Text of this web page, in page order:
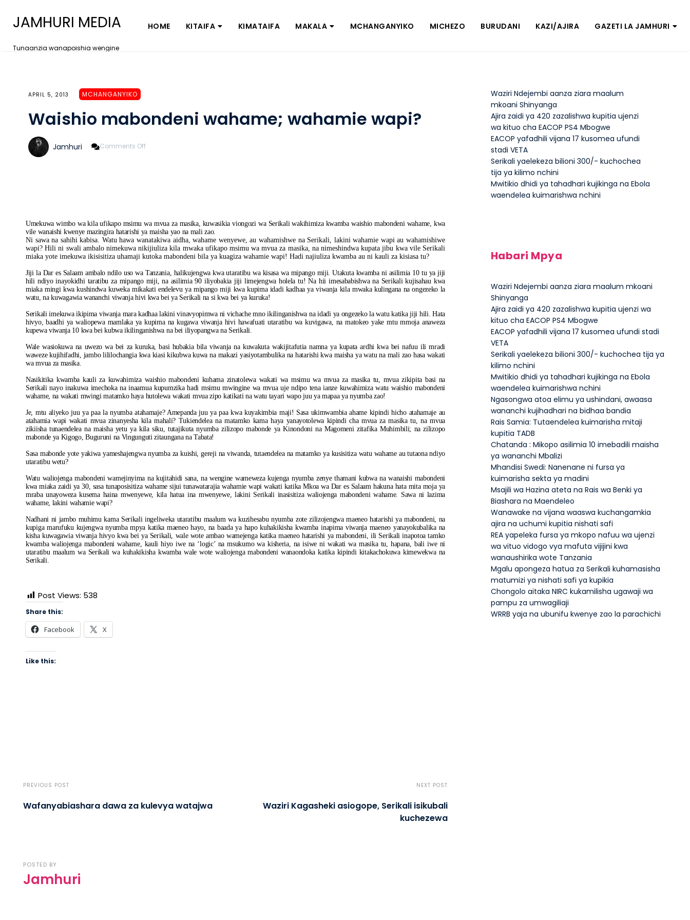
JAMHURI MEDIA
Tunaanzia wanapoishia wengine
HOME KITAIFA KIMATAIFA MAKALA MCHANGANYIKO MICHEZO BURUDANI KAZI/AJIRA GAZETI LA JAMHURI
APRIL 5, 2013 MCHANGANYIKO
Waishio mabondeni wahame; wahamie wapi?
Jamhuri Comments Off
Umekuwa wimbo wa kila ufikapo msimu wa mvua za masika, kuwasikia viongozi wa Serikali wakihimiza kwamba waishio mabondeni wahame, kwa
vile wanaishi kwenye mazingira hatarishi ya maisha yao na mali zao.
Ni sawa na sahihi kabisa. Watu hawa wanatakiwa aidha, wahame wenyewe, au wahamishwe na Serikali, lakini wahamie wapi au wahamishiwe
wapi? Hili ni swali ambalo nimekuwa nikijiuliza kila mwaka ufikapo msimu wa mvua za masika, na nimeshindwa kupata jibu kwa vile Serikali
miaka yote imekuwa ikisisitiza uhamaji kutoka mabondeni bila ya kuagiza wahamie wapi! Hadi najiuliza kwamba au ni kauli za kisiasa tu?
Jiji la Dar es Salaam ambalo ndilo uso wa Tanzania, halikujengwa kwa utaratibu wa kisasa wa mipango miji. Utakuta kwamba ni asilimia 10 tu ya jiji
hili ndiyo inayokidhi taratibu za mipango miji, na asilimia 90 iliyobakia jiji limejengwa holela tu! Na hii imesababishwa na Serikali kujisahau kwa
miaka mingi kwa kushindwa kuweka mikakati endelevu ya mipango miji kwa kupima idadi kadhaa ya viwanja kila mwaka kulingana na ongezeko la
watu, na kuwagawia wananchi viwanja hivi kwa bei ya Serikali na si kwa bei ya kuruka!
Serikali imekuwa ikipima viwanja mara kadhaa lakini vinavyopimwa ni vichache mno ikilinganishwa na idadi ya ongezeko la watu katika jiji hili. Hata
hivyo, baadhi ya waliopewa mamlaka ya kupima na kugawa viwanja hivi hawafuati utaratibu wa kuvigawa, na matokeo yake mtu mmoja anaweza
kupewa viwanja 10 kwa bei kubwa ikilinganishwa na bei iliyopangwa na Serikali.
Wale wasiokuwa na uwezo wa bei za kuruka, basi hubakia bila viwanja na kuwakuta wakijitafutia namna ya kupata ardhi kwa bei nafuu ili mradi
waweze kujihifadhi, jambo lililochangia kwa kiasi kikubwa kuwa na makazi yasiyotambulika na hatarishi kwa maisha ya watu na mali zao hasa wakati
wa mvua za masika.
Nasikitika kwamba kauli za kuwahimiza waishio mabondeni kuhama zinatolewa wakati wa msimu wa mvua za masika tu, mvua zikipita basi na
Serikali nayo inakuwa imechoka na inaamua kupumzika hadi msimu mwingine wa mvua uje ndipo tena ianze kuwahimiza watu waishio mabondeni
wahame, na wakati mwingi matamko haya hutolewa wakati mvua zipo katikati na watu tayari wapo juu ya mapaa ya nyumba zao!
Je, mtu aliyeko juu ya paa la nyumba atahamaje? Amepanda juu ya paa kwa kuyakimbia maji! Sasa ukimwambia ahame kipindi hicho atahamaje au
atahamia wapi wakati mvua zinanyesha kila mahali? Tukiendelea na matamko kama haya yanayotolewa kipindi cha mvua za masika tu, na mvua
zikiisha tunaendelea na maisha yetu ya kila siku, tutajikuta nyumba zilizopo mabonde ya Kinondoni na Magomeni zitafika Muhimbili; na zilizopo
mabonde ya Kigogo, Buguruni na Vingunguti zitaungana na Tabata!
Sasa mabonde yote yakiwa yameshajengwa nyumba za kuishi, gereji na viwanda, tutaendelea na matamko ya kusisitiza watu wahame au tutaona ndiyo
utaratibu wetu?
Watu waliojenga mabondeni wamejinyima na kujitahidi sana, na wengine wameweza kujenga nyumba zenye thamani kubwa na wanaishi mabondeni
kwa miaka zaidi ya 30, sasa tunaposisitiza wahame sijui tunawatarajia wahamie wapi wakati katika Mkoa wa Dar es Salaam hakuna hata mita moja ya
mraba unayoweza kusema haina mwenyewe, kila hatua ina mwenyewe, lakini Serikali inasisitiza waliojenga mabondeni wahame. Sawa ni lazima
wahame, lakini wahamie wapi?
Nadhani ni jambo muhimu kama Serikali ingeliweka utaratibu maalum wa kuzihesabu nyumba zote zilizojengwa maeneo hatarishi ya mabondeni, na
kupiga marufuku kujengwa nyumba mpya katika maeneo hayo, na baada ya hapo kuhakikisha kwamba inapima viwanja maeneo yanayokubalika na
kisha kuwagawia viwanja hivyo kwa bei ya Serikali, wale wote ambao wamejenga katika maeneo hatarishi ya mabondeni, ili Serikali inapotoa tamko
kwamba waliojenga mabondeni wahame, kauli hiyo iwe na ‘logic’ na msukumo wa kisheria, na isiwe ni wakati wa masika tu, hapana, bali iwe ni
utaratibu maalum wa Serikali wa kuhakikisha kwamba wale wote waliojenga mabondeni wanaondoka katika kipindi kitakachokuwa kimewekwa na
Serikali.
Post Views: 538
Share this:
Facebook X
Like this:
PREVIOUS POST
Wafanyabiashara dawa za kulevya watajwa
NEXT POST
Waziri Kagasheki asiogope, Serikali isikubali
kuchezewa
POSTED BY
Jamhuri
Waziri Ndejembi aanza ziara maalum
mkoani Shinyanga
Ajira zaidi ya 420 zazalishwa kupitia ujenzi
wa kituo cha EACOP PS4 Mbogwe
EACOP yafadhili vijana 17 kusomea ufundi
stadi VETA
Serikali yaelekeza bilioni 300/- kuchochea
tija ya kilimo nchini
Mwitikio dhidi ya tahadhari kujikinga na Ebola
waendelea kuimarishwa nchini
Habari Mpya
Waziri Ndejembi aanza ziara maalum mkoani
Shinyanga
Ajira zaidi ya 420 zazalishwa kupitia ujenzi wa
kituo cha EACOP PS4 Mbogwe
EACOP yafadhili vijana 17 kusomea ufundi stadi
VETA
Serikali yaelekeza bilioni 300/- kuchochea tija ya
kilimo nchini
Mwitikio dhidi ya tahadhari kujikinga na Ebola
waendelea kuimarishwa nchini
Ngasongwa atoa elimu ya ushindani, awaasa
wananchi kujihadhari na bidhaa bandia
Rais Samia: Tutaendelea kuimarisha mitaji
kupitia TADB
Chatanda : Mikopo asilimia 10 imebadili maisha
ya wananchi Mbalizi
Mhandisi Swedi: Nanenane ni fursa ya
kuimarisha sekta ya madini
Msajili wa Hazina ateta na Rais wa Benki ya
Biashara na Maendeleo
Wanawake na vijana waaswa kuchangamkia
ajira na uchumi kupitia nishati safi
REA yapeleka fursa ya mkopo nafuu wa ujenzi
wa vituo vidogo vya mafuta vijijini kwa
wanaushirika wote Tanzania
Mgalu apongeza hatua za Serikali kuhamasisha
matumizi ya nishati safi ya kupikia
Chongolo aitaka NIRC kukamilisha ugawaji wa
pampu za umwagiliaji
WRRB yaja na ubunifu kwenye zao la parachichi